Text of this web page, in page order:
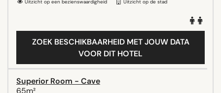
Uitzicht op een bezienswaardigheid
Uitzicht op de stad
ZOEK BESCHIKBAARHEID MET JOUW DATA
VOOR DIT HOTEL
Superior Room - Cave
65m²